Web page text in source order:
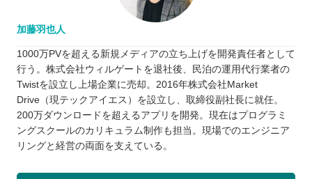
加藤羽也人
1000万PVを超える新規メディアの立ち上げを開発責任者として
行う。株式会社ウィルゲートを退社後、民泊の運用代行業者の
Twistを設立し上場企業に売却。2016年株式会社Market
Drive（現テックアイエス）を設立し、取締役副社長に就任。
200万ダウンロードを超えるアプリを開発。現在はプログラミ
ングスクールのカリキュラム制作も担当。現場でのエンジニア
リングと経営の両面を支えている。